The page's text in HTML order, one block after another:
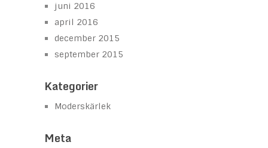
juni 2016
april 2016
december 2015
september 2015
Kategorier
Moderskärlek
Meta